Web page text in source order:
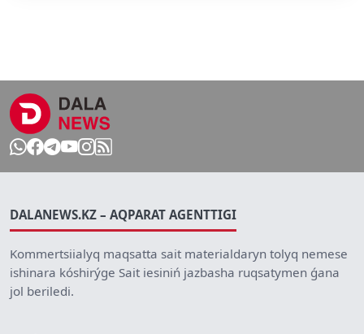
DALANEWS.KZ – AQPARAT AGENTTIGI
Kommertsiialyq maqsatta sait materialdaryn tolyq nemese
ishinara kóshirýge Sait iesiniń jazbasha ruqsatymen ǵana
jol beriledi.